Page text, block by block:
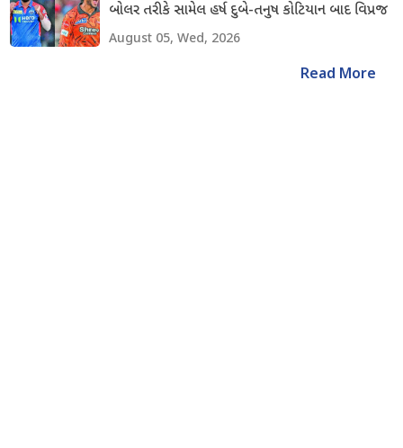
બોલર તરીકે સામેલ હર્ષ દુબે-તનુષ કોટિયાન બાદ વિપ્રજ
નિગમ અને શિવાંગ કુમારનો સમાવેશ કરાયો
August 05, Wed, 2026
Read More